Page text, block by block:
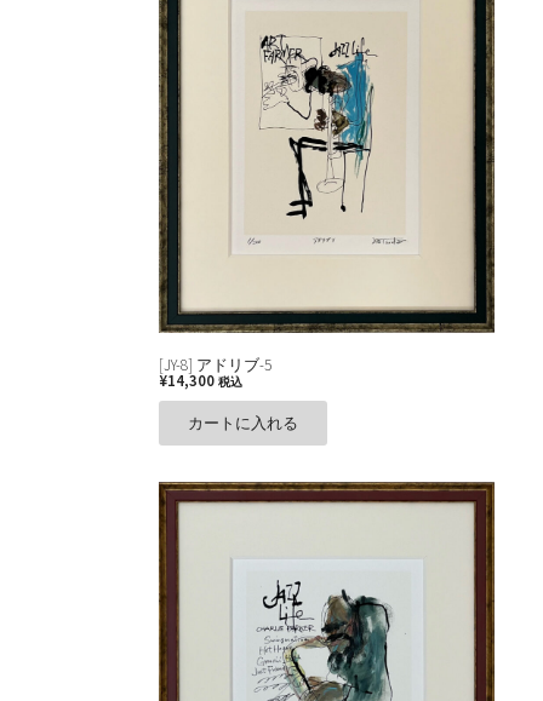
[JY-8] アドリブ-5
¥14,300 税込
カートに入れる